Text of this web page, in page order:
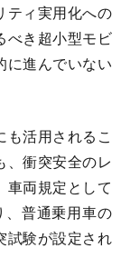
ティ実用化への
べき超小型モビ
に進んでいない
活用されるこ
、衝突安全のレ
車両規定として
、普通乗用車の
試験が設定され